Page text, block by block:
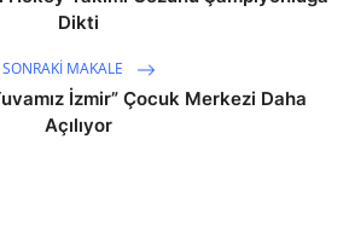
Dikti
SONRAKI MAKALE
İzmir” Çocuk Merkezi Daha
Açılıyor